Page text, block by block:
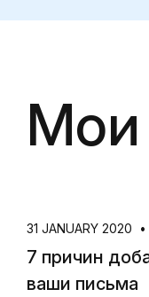
Мои
31 JANUARY 2020 •
7 причин
ваши письма